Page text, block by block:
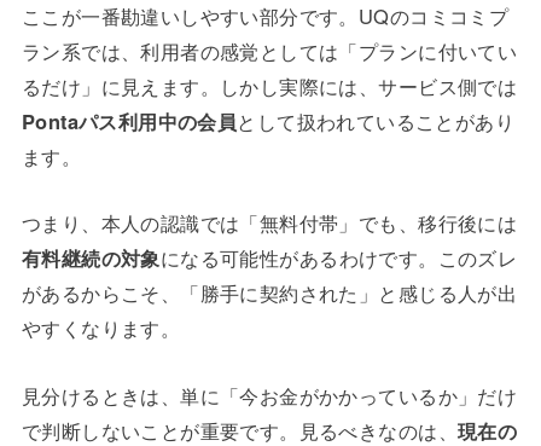
ここが一番勘違いしやすい部分です。UQのコミコミプ
ラン系では、利用者の感覚としては「プランに付いてい
るだけ」に見えます。しかし実際には、サービス側では
Pontaパス利用中の会員として扱われていることがあり
ます。
つまり、本人の認識では「無料付帯」でも、移行後には
有料継続の対象になる可能性があるわけです。このズレ
があるからこそ、「勝手に契約された」と感じる人が出
やすくなります。
見分けるときは、単に「今お金がかかっているか」だけ
で判断しないことが重要です。見るべきなのは、 現在の